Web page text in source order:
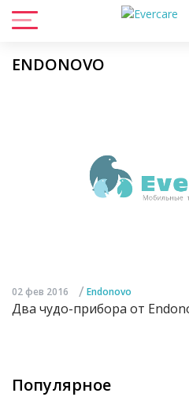
ENDONOVO
02 фев 2016 / Endonovo
Два чудо-прибора от
Популярное